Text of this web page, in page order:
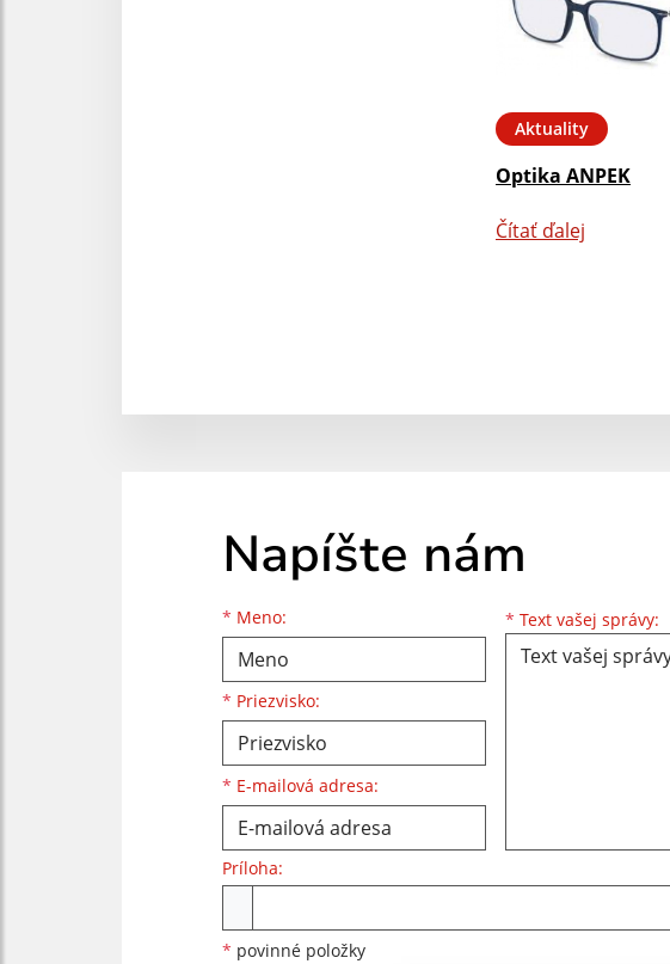
Aktuality
Optika ANPEK
Čítať ďalej
Napíšte nám
* Meno:
Meno
* Priezvisko:
Priezvisko
* E-mailová adresa:
E-mailová adresa * Text vašej správy:
Príloha:
* povinné položky